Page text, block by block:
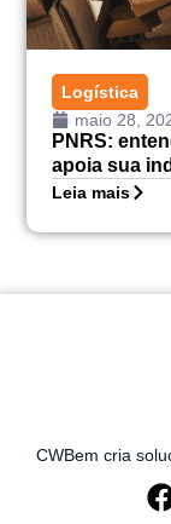
Logística
maio 28,
PNRS:
apoia sua
Leia mais
CWBem cria